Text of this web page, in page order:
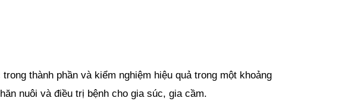
thành phần và kiểm nghiệm hiệu quả trong một khoảng
nuôi và điều trị bệnh cho gia súc, gia cầm.